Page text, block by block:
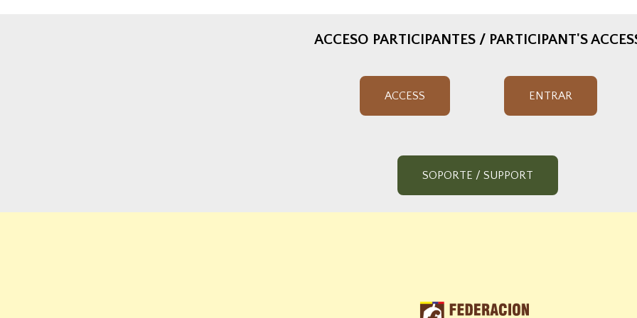
ACCESO PARTICIPANTES / PARTICIPANT'S
ACCESS ENTRAR
SOPORTE / SUPPORT